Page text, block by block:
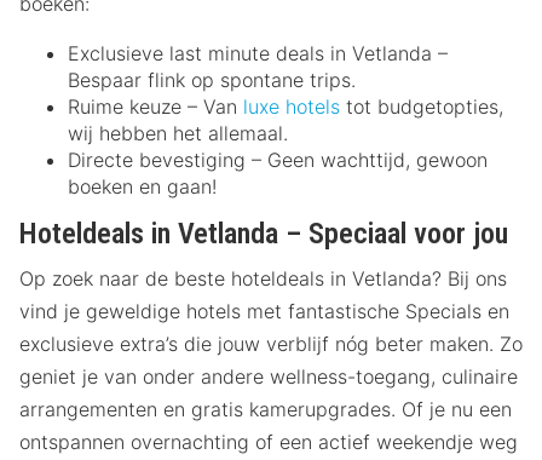
Exclusieve last minute deals in Vetlanda –
Bespaar flink op spontane trips.
Ruime keuze – Van luxe hotels tot budgetopties,
wij hebben het allemaal.
Directe bevestiging – Geen wachttijd, gewoon
boeken en gaan!
Hoteldeals in Vetlanda – Speciaal voor jou
Op zoek naar de beste hoteldeals in Vetlanda? Bij ons
vind je geweldige hotels met fantastische Specials en
exclusieve extra’s die jouw verblijf nóg beter maken. Zo
geniet je van onder andere wellness-toegang, culinaire
arrangementen en gratis kamerupgrades. Of je nu een
ontspannen overnachting of een actief weekendje weg